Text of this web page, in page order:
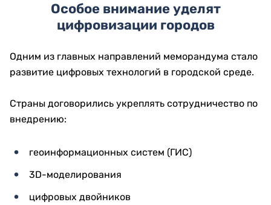
Особое внимание уделят
цифровизации городов
Одним из главных направлений меморандума стало
развитие цифровых технологий в городской среде.
Страны договорились укреплять сотрудничество по
внедрению:
геоинформационных систем (ГИС)
3D-моделирования
цифровых двойников